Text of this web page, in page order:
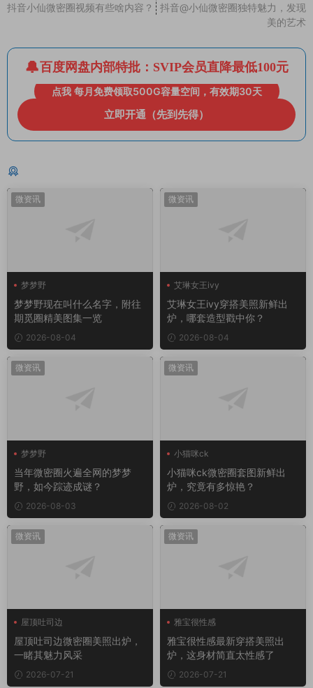
抖音小仙微密圈视频有些啥内容？
抖音@小仙微密圈独特魅力，发现
美的艺术
百度网盘内部特批：SVIP会员直降最低100元
点我 每月免费领取500G容量空间，有效期30天
立即开通（先到先得）
微资讯
梦梦野
梦梦野现在叫什么名字，附往
期觅圈精美图集一览
2026-08-04
微资讯
艾琳女王ivy
艾琳女王ivy穿搭美照新鲜出
炉，哪套造型戳中你？
2026-08-04
微资讯
梦梦野
当年微密圈火遍全网的梦梦
野，如今踪迹成谜？
2026-08-03
微资讯
小猫咪ck
小猫咪ck微密圈套图新鲜出
炉，究竟有多惊艳？
2026-08-02
微资讯
屋顶吐司边
屋顶吐司边微密圈
屋顶吐司边微密圈美照出炉，
一睹其魅力风采
2026-07-21
微资讯
雅宝很性感
雅宝很性感最新穿搭美照出
炉，这身材简直太性感了
2026-07-21